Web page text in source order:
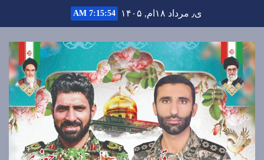
to
content
ی٫ مرداد ۱۸ام, ۱۴۰۵ 7:15:55 AM